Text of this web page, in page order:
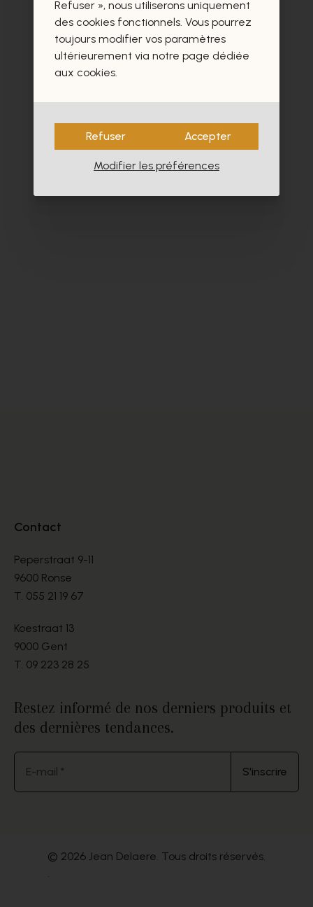
Contact
Peperstraat 9-11
9600 Ronse
T. 055 21 19 67
Koestraat 13
9000 Gent
T. 09 223 28 25
Restez informé de nos derniers produits et
des dernières tendances.
E-mail * S'inscrire
© 2026 Jean Delaere. Tous droits réservés.
.
Refuser », nous utiliserons uniquement
des cookies fonctionnels. Vous pourrez
toujours modifier vos paramètres
ultérieurement via notre page dédiée
aux cookies.
Refuser Accepter
Modifier les préférences